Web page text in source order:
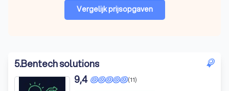
Vergelijk prijsopgaven
5.Bentech solutions
(11)
9,4